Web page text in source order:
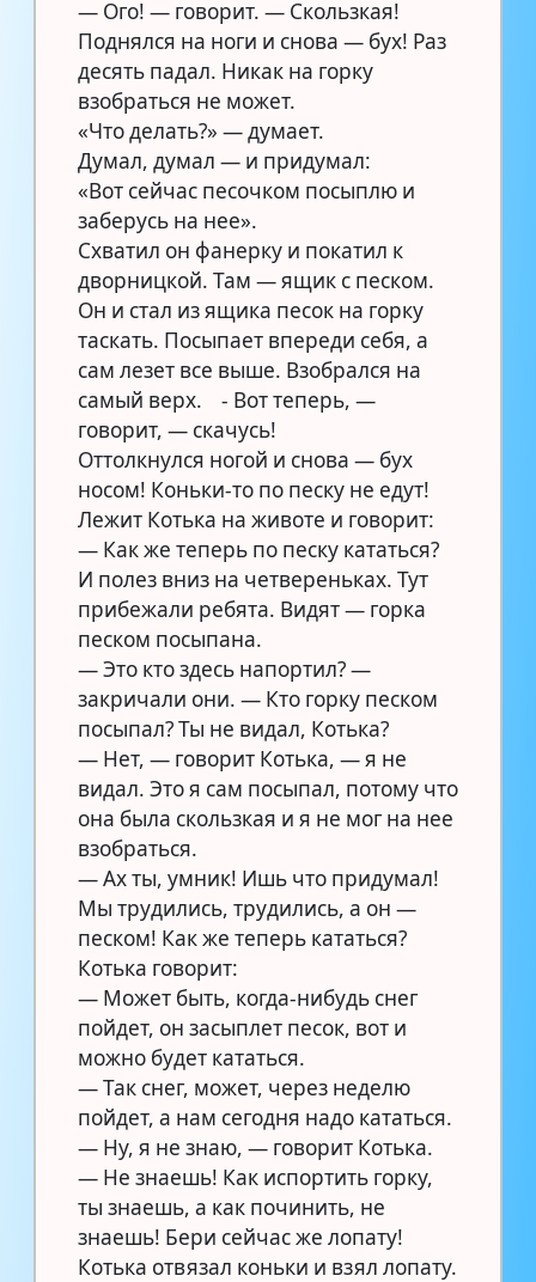
— Ого! — говорит. — Скользкая!
Поднялся на ноги и снова — бух! Раз
десять падал. Никак на горку
взобраться не может.
«Что делать?» — думает. ⠀
Думал, думал — и придумал:
«Вот сейчас песочком посыплю и
заберусь на нее». ⠀
Схватил он фанерку и покатил к
дворницкой. Там — ящик с песком.
Он и стал из ящика песок на горку
таскать. Посыпает впереди себя, а
сам лезет все выше. Взобрался на
самый верх. ⠀- Вот теперь, —
говорит, — скачусь! ⠀
Оттолкнулся ногой и снова — бух
носом! Коньки-то по песку не едут!
Лежит Котька на животе и говорит: ⠀
— Как же теперь по песку кататься? ⠀
И полез вниз на четвереньках. Тут
прибежали ребята. Видят — горка
песком посыпана.
— Это кто здесь напортил? —
закричали они. — Кто горку песком
посыпал? Ты не видал, Котька? ⠀
— Нет, — говорит Котька, — я не
видал. Это я сам посыпал, потому что
она была скользкая и я не мог на нее
взобраться. ⠀
— Ах ты, умник! Ишь что придумал!
Мы трудились, трудились, а он —
песком! Как же теперь кататься? ⠀
Котька говорит: ⠀
— Может быть, когда-нибудь снег
пойдет, он засыплет песок, вот и
можно будет кататься. ⠀
— Так снег, может, через неделю
пойдет, а нам сегодня надо кататься.
— Ну, я не знаю, — говорит Котька.
— Не знаешь! Как испортить горку,
ты знаешь, а как починить, не
знаешь! Бери сейчас же лопату!
Котька отвязал коньки и взял лопату.